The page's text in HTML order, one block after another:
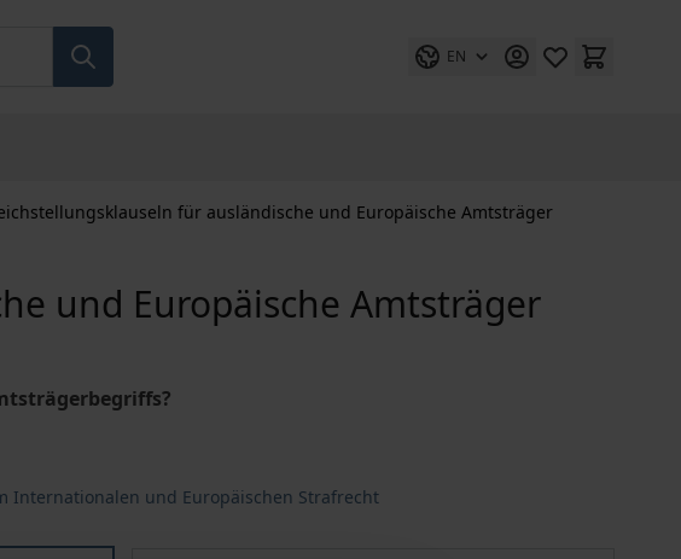
EN
für ausländische und Europäische Amtsträger
und Europäische Amtsträger
Internationalen und Europäischen Strafrecht